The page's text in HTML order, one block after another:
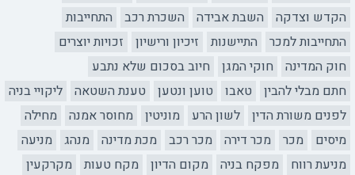
הקדש וצדקה
השבת אבידה השכרת רכב
התחייבות
התחייבות למכר
התיישנות זיכיון ורישיון
זכויות יוצרים
חוק המדינה
חוקי המגן
חיוב בסכום שלא נתבע
חתם מבלי להבין
טאבו טוען ונטען טענת השטאה
ליקויי בניה
לפנים משורת הדין
לשון הרע מוניטין מחוסר אמנה
מחילה
מיסים
מכר מכר דירה מכר רכב מכת מדינה מנהג
מניעה
מניעת רווח
מפקח בניה מקום הדיון מקח טעות
מקרקעין